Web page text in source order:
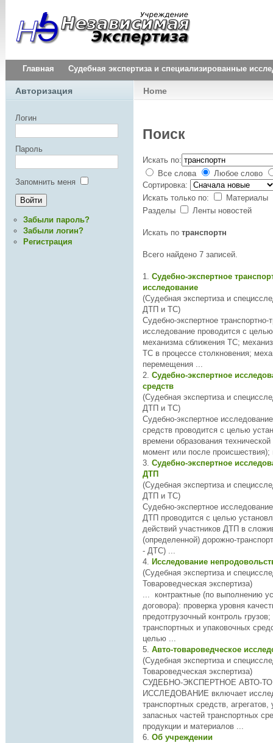
Главная Судебная экспертиза и специализированные
Home
Поиск
Искать по:
Все слова
Любое слово
Сортировка:
Искать только по:
Материалы
Разделы
Ленты новостей
Искать по транспортн
Всего найдено 7 записей.
1. Судебно-экспертное
исследование
(Судебная экспертиза и
ДТП и ТС)
Судебно-экспертное транспортно-
исследование проводится с
механизма сближения ТC; механизма взаимодействия
ТС в процессе столкновения; механизма
перемещения ...
2. Судебно-экспертное
средств
(Судебная экспертиза и
ДТП и ТС)
Судебно-экспертное
средств проводится с целью
времени образования
3. Судебно-экспертное
ДТП
(Судебная экспертиза и
ДТП и ТС)
Судебно-экспертное
ДТП проводится с целью установления:
действий участников ДТП в
(определенной) дорожно-
- ДТС) ...
4.
(Судебная экспертиза и
Товароведческая экспертиза)
... контрактные (по выполнению условий контракта/
договора): проверка уровня
предотгрузочный контроль
транспортных и упаковочных средств;
целью ...
5. Авто-товароведческое
(Судебная экспертиза и
Товароведческая экспертиза)
СУДЕБНО-ЭКСПЕРТНОЕ АВТО-
ИССЛЕДОВАНИЕ включает
транспортных средств,
запасных частей транспортных
продукции и материалов ...
6. Об учреждении
Авторизация
Логин
Пароль
Запомнить меня
Забыли пароль?
Забыли логин?
Регистрация